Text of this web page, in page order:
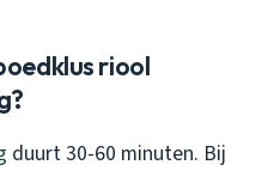
riool
duurt 30-60 minuten. Bij